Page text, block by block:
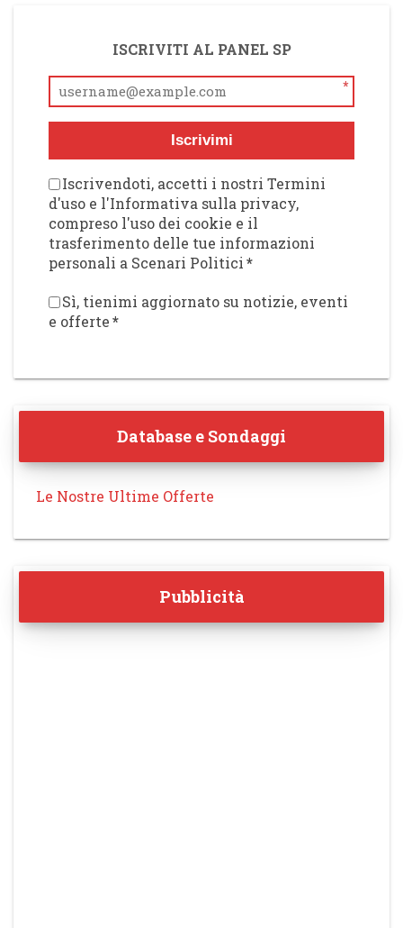
ISCRIVITI AL PANEL SP
*
Iscrivimi
Iscrivendoti, accetti i nostri Termini
d'uso e l'Informativa sulla privacy,
compreso l'uso dei cookie e il
trasferimento delle tue informazioni
personali a Scenari Politici*
Sì, tienimi aggiornato su notizie, eventi
e offerte*
Database e Sondaggi
Le Nostre Ultime Offerte
Pubblicità